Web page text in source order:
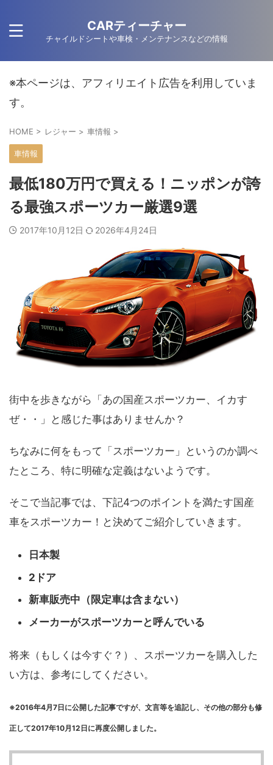
CARティーチャー
チャイルドシートや車検・メンテナンスなどの情報
※本ページは、アフィリエイト広告を利用していま
す。
HOME > レジャー > 車情報 >
車情報
最低180万円で買える！ニッポンが誇
る最強スポーツカー厳選9選
2017年10月12日 2026年4月24日
街中を歩きながら「あの国産スポーツカー、イカす
ぜ・・」と感じた事はありませんか？
ちなみに何をもって「スポーツカー」というのか調べ
たところ、特に明確な定義はないようです。
そこで当記事では、下記4つのポイントを満たす国産
車をスポーツカー！と決めてご紹介していきます。
日本製
2ドア
新車販売中（限定車は含まない）
メーカーがスポーツカーと呼んでいる
将来（もしくは今すぐ？）、スポーツカーを購入した
い方は、参考にしてください。
※2016年4月7日に公開した記事ですが、文言等を追記し、その他の部分も修
正して2017年10月12日に再度公開しました。